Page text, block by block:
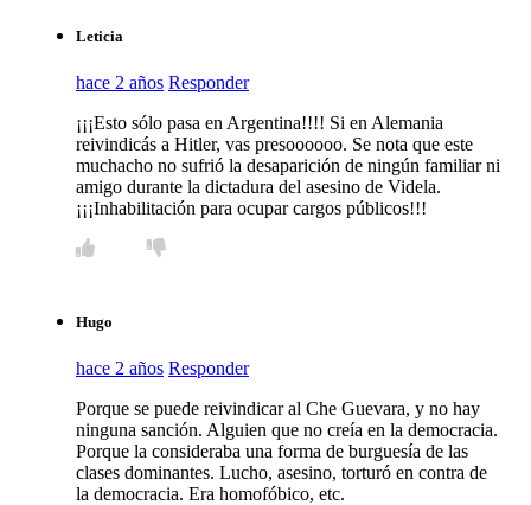
Leticia
hace 2 años Responder
¡¡¡Esto sólo pasa en Argentina!!!! Si en Alemania
reivindicás a Hitler, vas presoooooo. Se nota que este
muchacho no sufrió la desaparición de ningún familiar ni
amigo durante la dictadura del asesino de Videla.
¡¡¡Inhabilitación para ocupar cargos públicos!!!
Hugo
hace 2 años Responder
Porque se puede reivindicar al Che Guevara, y no hay
ninguna sanción. Alguien que no creía en la democracia.
Porque la consideraba una forma de burguesía de las
clases dominantes. Lucho, asesino, torturó en contra de
la democracia. Era homofóbico, etc.